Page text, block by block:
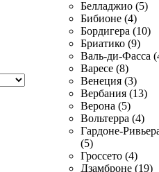
Белладжио (5)
Бибионе (4)
Бордигера (10)
Бриатико (9)
Валь-ди-Фасса
Варесе (8)
Венеция (3)
Вербания (13)
Верона (5)
Вольтерра (4)
Гардоне-
(5)
Гроссето (4)
Дзамброне (19)